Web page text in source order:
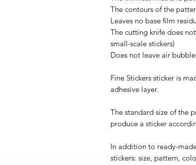
The contours of the
Leaves no base film
The cutting knife does
small-scale stickers)
Does not leave air
Fine Stickers sticker is
adhesive layer.
The standard size of the
produce a sticker
In addition to ready-
stickers: size, pattern,